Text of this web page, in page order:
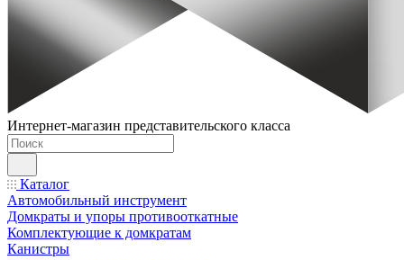
Интернет-магазин представительского класса
Каталог
Автомобильный инструмент
Домкраты и упоры противооткатные
Комплектующие к домкратам
Канистры